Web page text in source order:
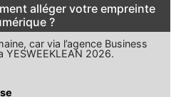
alléger votre empreinte
?
car via l’agence Business
YESWEEKLEAN 2026.